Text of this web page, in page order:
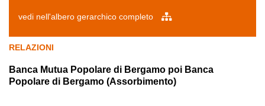
vedi nell'albero gerarchico completo
RELAZIONI
Banca Mutua Popolare di Bergamo poi Banca
Popolare di Bergamo (Assorbimento)